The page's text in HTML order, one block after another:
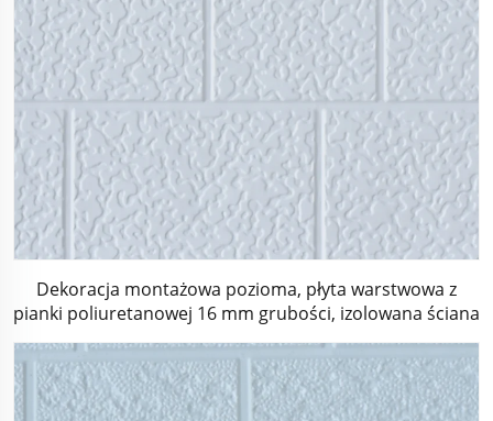
Dekoracja montażowa pozioma, płyta warstwowa z
pianki poliuretanowej 16 mm grubości, izolowana ściana
wewnętrzna i zewnętrzna do domu